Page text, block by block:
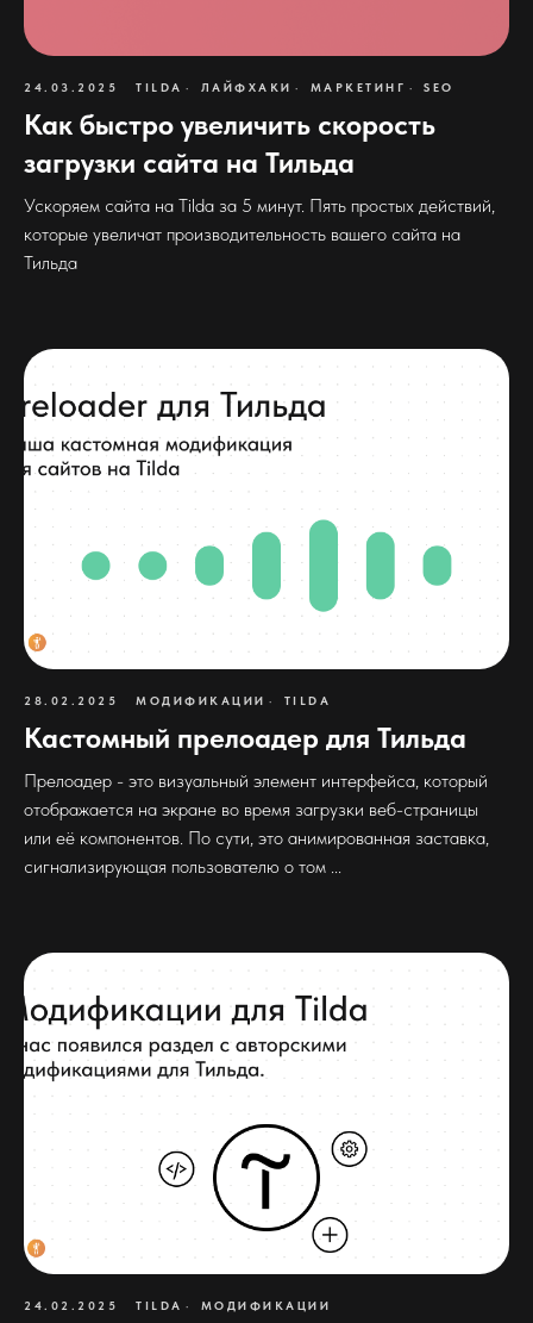
24.03.2025 TILDA ЛАЙФХАКИ МАРКЕТИНГ SEO
Как быстро увеличить скорость
загрузки сайта на Тильда
Ускоряем сайта на Tilda за 5 минут. Пять простых действий,
которые увеличат производительность вашего сайта на
Тильда
28.02.2025 МОДИФИКАЦИИ TILDA
Кастомный прелоадер для Тильда
Прелоадер - это визуальный элемент интерфейса, который
отображается на экране во время загрузки веб-страницы
или её компонентов. По сути, это анимированная заставка,
сигнализирующая пользователю о том ...
24.02.2025 TILDA МОДИФИКАЦИИ